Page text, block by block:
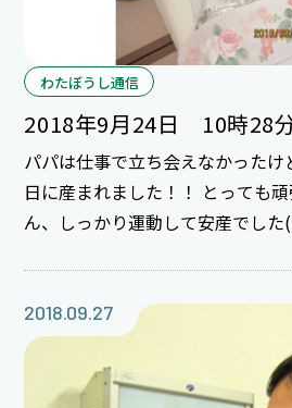
わたぼうし通信
2018年9月24日 10時28
パパは仕事で立ち会えなかった
日に産まれました！！ とっても
ん、しっかり運動して安産でした(*^_^*) 育
2018.09.27